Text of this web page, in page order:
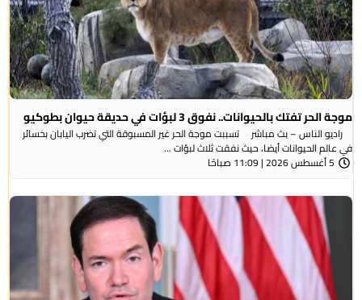
موجة الحر تفتك بالحيوانات.. نفوق 3 لبؤات في حديقة حيوان بطوكيو
راديو الناس – بث مباشر تسببت موجة الحر غير المسبوقة التي تضرب اليابان بخسائر
في عالم الحيوانات أيضا، حيث نفقت ثلاث لبؤات ...
5 أغسطس 2026 | 11:09 صباحًا